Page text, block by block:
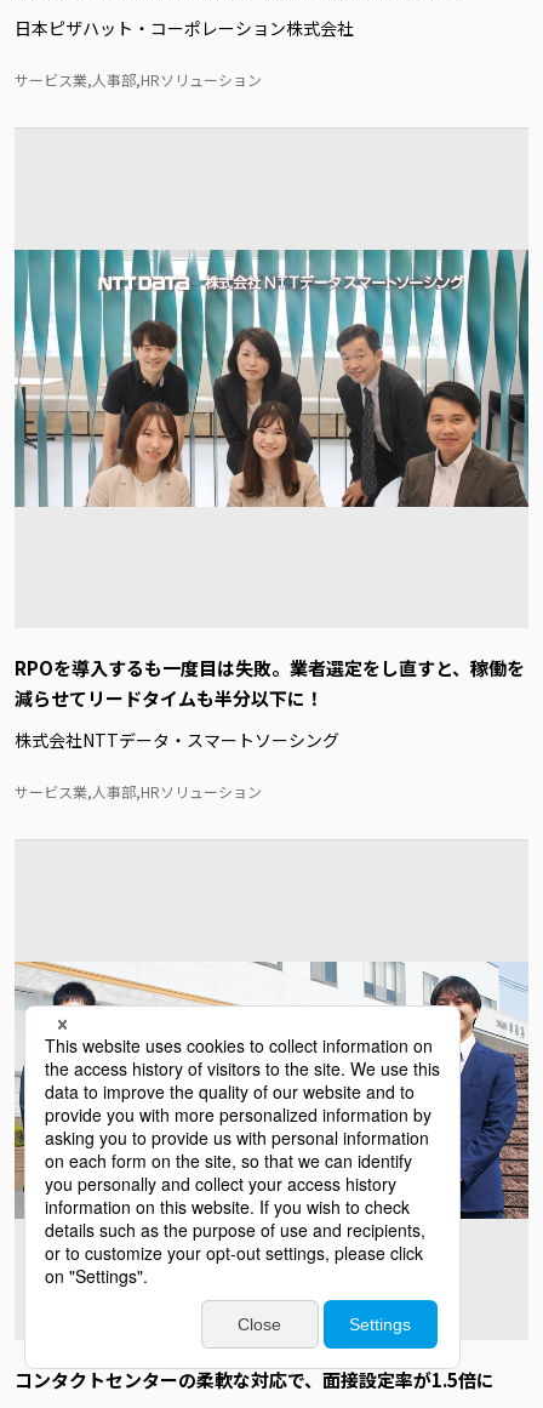
日本ピザハット・コーポレーション株式会社
サービス業,人事部,HRソリューション
RPOを導入するも一度目は失敗。業者選定をし直すと、稼働を
減らせてリードタイムも半分以下に！
株式会社NTTデータ・スマートソーシング
サービス業,人事部,HRソリューション
コンタクトセンターの柔軟な対応で、面接設定率が1.5倍に